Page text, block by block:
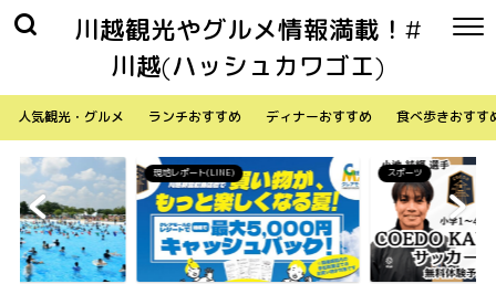
川越観光やグルメ情報満載！#
川越(ハッシュカワゴエ)
人気観光・グルメ ランチおすすめ ディナーおすすめ 食べ歩きおすす
スポーツ 生活